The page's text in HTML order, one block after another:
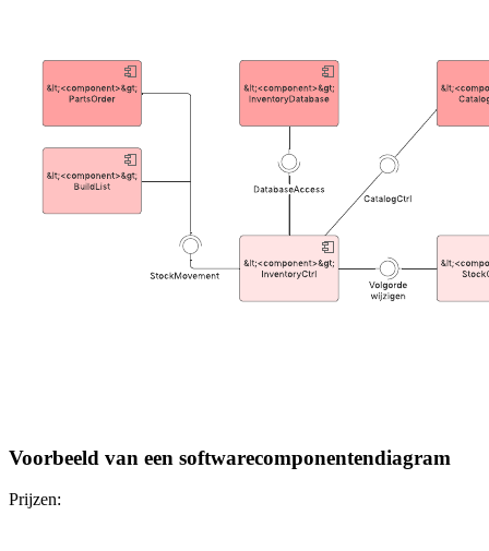
Voorbeeld van een softwarecomponentendiagram
Prijzen: